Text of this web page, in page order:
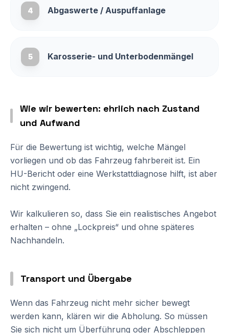
4 Abgaswerte / Auspuffanlage
5 Karosserie- und Unterbodenmängel
Wie wir bewerten: ehrlich nach Zustand
und Aufwand
Für die Bewertung ist wichtig, welche Mängel
vorliegen und ob das Fahrzeug fahrbereit ist. Ein
HU-Bericht oder eine Werkstattdiagnose hilft, ist aber
nicht zwingend.
Wir kalkulieren so, dass Sie ein realistisches Angebot
erhalten – ohne „Lockpreis“ und ohne späteres
Nachhandeln.
Transport und Übergabe
Wenn das Fahrzeug nicht mehr sicher bewegt
werden kann, klären wir die Abholung. So müssen
Sie sich nicht um Überführung oder Abschleppen